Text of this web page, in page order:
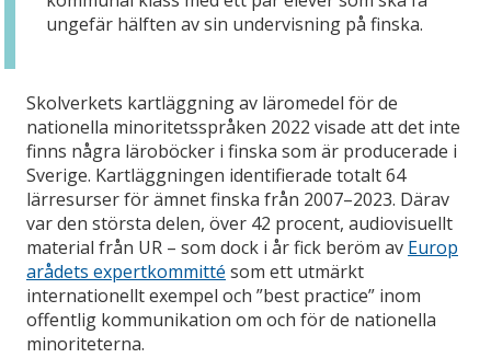
ungefär hälften av sin undervisning på finska.
Skolverkets kartläggning av läromedel för de
nationella minoritetsspråken 2022 visade att det inte
finns några läroböcker i finska som är producerade i
Sverige. Kartläggningen identifierade totalt 64
lärresurser för ämnet finska från 2007–2023. Därav
var den största delen, över 42 procent, audiovisuellt
material från UR – som dock i år fick beröm av Europ
arådets expertkommitté som ett utmärkt
internationellt exempel och ”best practice” inom
offentlig kommunikation om och för de nationella
minoriteterna.